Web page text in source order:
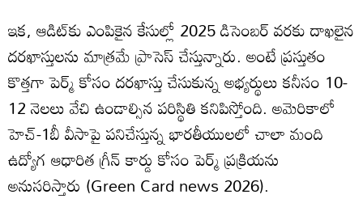
ఇక, ఆడిట్‌కు ఎంపికైన కేసుల్లో 2025 డిసెంబర్ వరకు దాఖలైన
దరఖాస్తులను మాత్రమే ప్రాసెస్ చేస్తున్నారు. అంటే ప్రస్తుతం
కొత్తగా పెర్మ్ కోసం దరఖాస్తు చేసుకున్న అభ్యర్థులు కనీసం 10-
12 నెలలు వేచి ఉండాల్సిన పరిస్థితి కనిపిస్తోంది. అమెరికాలో
హెచ్-1బీ వీసాపై పనిచేస్తున్న భారతీయులలో చాలా మంది
ఉద్యోగ ఆధారిత గ్రీన్ కార్డు కోసం పెర్మ్ ప్రక్రియను
అనుసరిస్తారు (Green Card news 2026).